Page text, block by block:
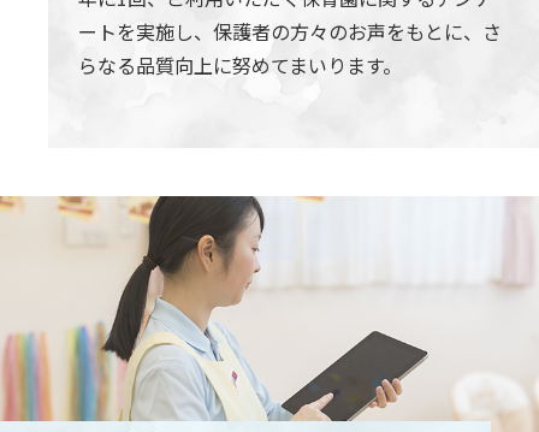
ートを実施し、保護者の方々のお声をもとに、 さ
らなる品質向上に努めてまいります。